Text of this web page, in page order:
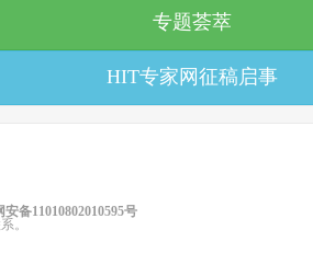
专题荟萃
HIT专家网征稿启事
安备11010802010595号
。